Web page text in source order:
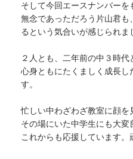
そして今回エースナンバー
無念であっただろう片山君
るという気合いが感じられま
２人とも、二年前の中３時代
心身ともにたくましく成長
す。
忙しい中わざわざ教室に顔を
その場にいた中学生にも大変
これからも応援しています。